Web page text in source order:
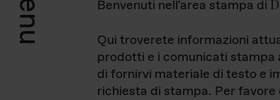
Benvenuti nell'area stampa di
Qui troverete informazioni
prodotti e i comunicati
di fornirvi materiale di testo e
richiesta di stampa. Per